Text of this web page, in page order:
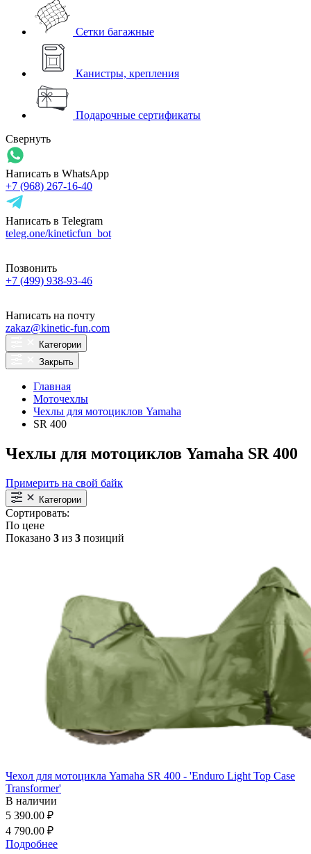
Сетки багажные
Канистры, крепления
Подарочные сертификаты
Свернуть
Написать в WhatsApp
+7 (968) 267-16-40
Написать в Telegram
teleg.one/kineticfun_bot
Позвонить
+7 (499) 938-93-46
Написать на почту
zakaz@kinetic-fun.com
Категории
Закрыть
Главная
Моточехлы
Чехлы для мотоциклов Yamaha
SR 400
Чехлы для мотоциклов Yamaha SR 400
Примерить на свой байк
Категории
Сортировать:
По цене
Показано 3 из 3 позиций
Чехол для мотоцикла Yamaha SR 400 - 'Enduro Light Top Case
Transformer'
В наличии
5 390.00 ₽
4 790.00 ₽
Подробнее